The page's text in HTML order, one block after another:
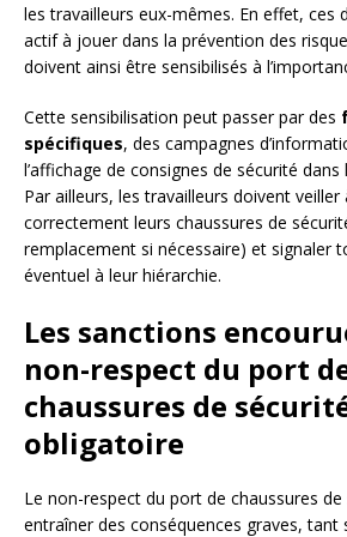
les travailleurs eux-mêmes. En effet, ces
actif à jouer dans la prévention des
doivent ainsi être sensibilisés à
Cette sensibilisation peut passer par des
spécifiques, des campagnes
l’affichage de consignes de sécurité dans
Par ailleurs, les travailleurs doivent
correctement leurs chaussures de
remplacement si nécessaire) et signaler
éventuel à leur hiérarchie.
Les sanctions
non-respect du port
chaussures de
obligatoire
Le non-respect du port de chaussures
entraîner des conséquences graves, tant